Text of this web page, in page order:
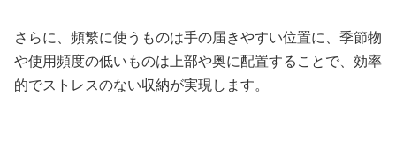
さらに、頻繁に使うものは手の届きやすい位置に、季節物
や使用頻度の低いものは上部や奥に配置することで、効率
的でストレスのない収納が実現します。